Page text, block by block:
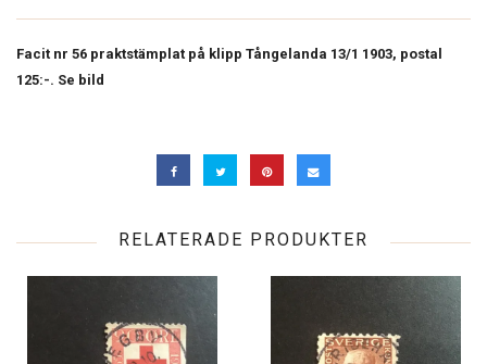
Facit nr 56 praktstämplat på klipp Tångelanda 13/1 1903, postal
125:-. Se bild
RELATERADE PRODUKTER